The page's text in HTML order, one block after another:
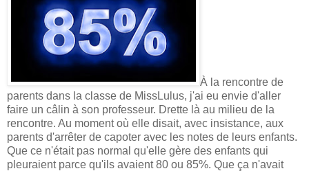
À la rencontre de
parents dans la classe de MissLulus, j'ai eu envie d'aller
faire un câlin à son professeur. Drette là au milieu de la
rencontre. Au moment où elle disait, avec insistance, aux
parents d'arrêter de capoter avec les notes de leurs enfants.
Que ce n'était pas normal qu'elle gère des enfants qui
pleuraient parce qu'ils avaient 80 ou 85%. Que ça n'avait